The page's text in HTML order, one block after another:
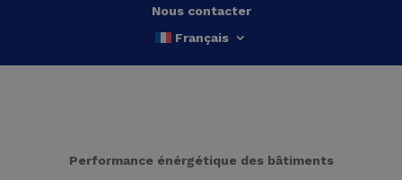
Nous contacter
Français
Performance énérgétique des bâtiments